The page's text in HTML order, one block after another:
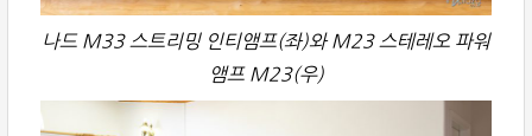
나드 M33 스트리밍 인티앰프(좌)와 M23 스테레오 파워
앰프 M23(우)